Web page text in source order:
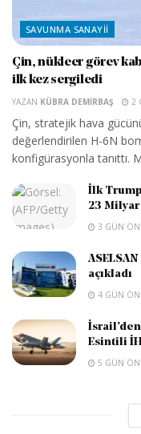
SAVUNMA SANAYII
Çin, nükleer görev
ilk kez sergiledi
YAZAN KÜBRA DEMIRBAŞ 2
Çin, stratejik hava
değerlendirilen H-6N
konfigürasyonla tanıttı.
İlk
23
3 GÜN
açıkladı
4 GÜN
Esintili
5 GÜN